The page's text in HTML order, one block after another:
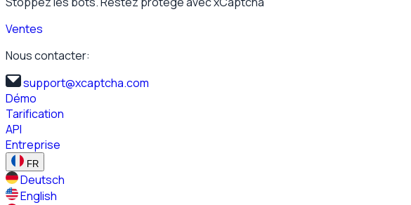
Ventes
Nous contacter:
support@xcaptcha.com
Démo
Tarification
API
Entreprise
FR
Deutsch
English